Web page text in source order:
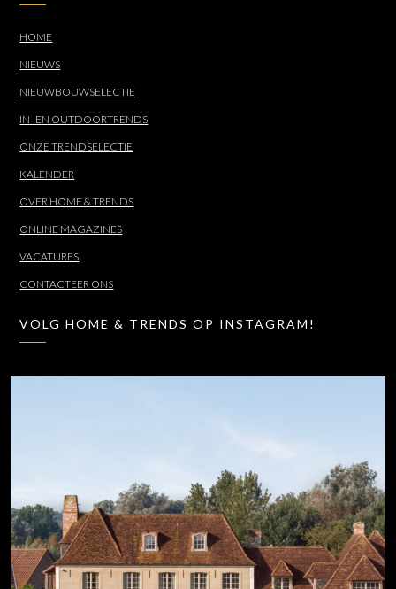
HOME
NIEUWS
NIEUWBOUWSELECTIE
IN- EN OUTDOORTRENDS
ONZE TRENDSELECTIE
KALENDER
OVER HOME & TRENDS
ONLINE MAGAZINES
VACATURES
CONTACTEER ONS
VOLG HOME & TRENDS OP INSTAGRAM!